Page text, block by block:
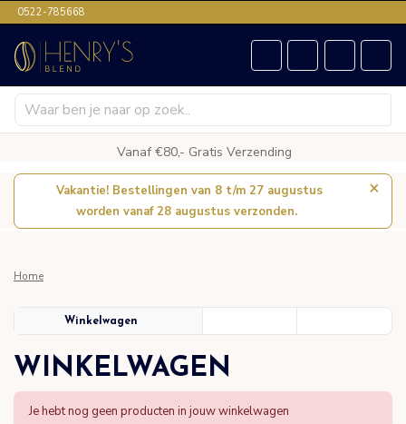
0522-785668
Vanaf €80,- Gratis Verzending
Vakantie! Bestellingen van 8 t/m 27 augustus
worden vanaf 28 augustus verzonden.
×
Home
Winkelwagen
WINKELWAGEN
Je hebt nog geen producten in jouw winkelwagen